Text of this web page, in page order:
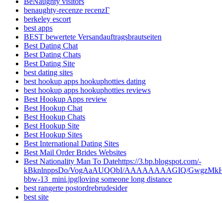
benaughty-recenze recenzГ­
berkeley escort
best apps
BEST bewertete Versandauftragsbrautseiten
Best Dating Chat
Best Dating Chats
Best Dating Site
best dating sites
best hookup apps hookuphotties dating
best hookup apps hookuphotties reviews
Best Hookup Apps review
Best Hookup Chat
Best Hookup Chats
Best Hookup Site
Best Hookup Sites
Best International Dating Sites
Best Mail Order Brides Websites
Best Nationality Man To Datehttps://3.bp.blogspot.com/-
kBknlnppsDo/VogAaAUQObI/AAAAAAAAGIQ/
bbw-13_mini.jpg|loving someone long distance
best rangerte postordrebrudesider
best site